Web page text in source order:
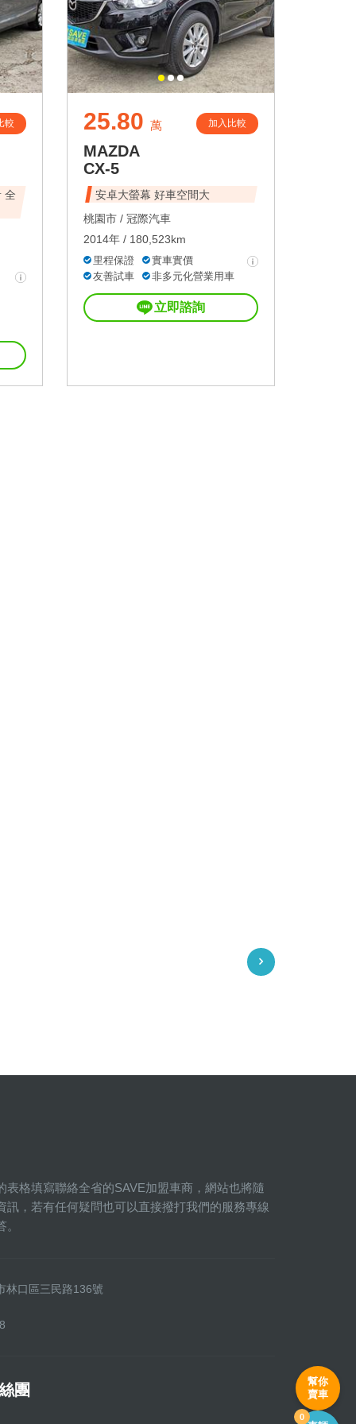
較
全
25.80 萬 加入比較
MAZDA
CX-5
安卓大螢幕 好車空間大
桃園市 / 冠際汽車
2014年 / 180,523km
里程保證
實車實價
友善試車
非多元化營業用車
立即諮詢
表格填寫聯絡全省的SAVE加盟車商，網站也將隨
訊，若有任何疑問也可以直接撥打我們的服務專線
林口區三民路136號
團
幫你
賣車
0